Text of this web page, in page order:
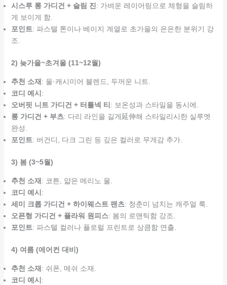
시스루 롱 가디건 + 슬림 진: 가벼운 레이어링으로 체형을 슬림하
게 보이게 함.
포인트: 파스텔 톤이나 베이지 계열로 초가을의 은은한 분위기 강
조.
2) 늦가을~초겨울 (11~12월)
추천 소재: 울·캐시미어 블렌드, 두꺼운 니트.
코디 예시:
오버핏 니트 가디건 + 터틀넥 티: 보온성과 스타일을 동시에.
롱 가디건 + 부츠: 다리 라인을 길게延伸해 스타일리시한 실루엣
완성.
포인트: 버건디, 다크 그린 등 깊은 컬러로 무게감 추가.
3) 봄 (3~5월)
추천 소재: 코튼, 얇은 메리노 울.
코디 예시:
세미 크롭 가디건 + 하이웨스트 팬츠: 청춘미 넘치는 캐주얼 룩.
오픈형 가디건 + 플라워 원피스: 봄의 로맨틱함 강조.
포인트: 파스텔 컬러나 플로럴 프린트로 상큼함 연출.
4) 여름 (에어컨 대비)
추천 소재: 쉬폰, 메쉬 소재.
코디 예시: